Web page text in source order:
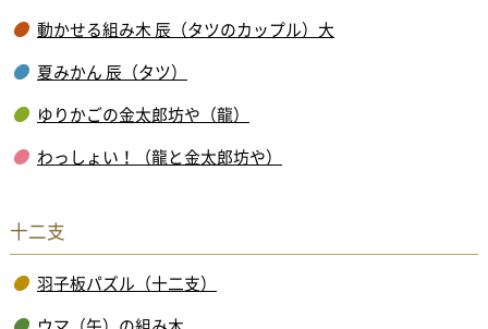
動かせる組み木 辰（タツのカップル）大
夏みかん 辰（タツ）
ゆりかごの金太郎坊や（龍）
わっしょい！（龍と金太郎坊や）
十二支
羽子板パズル（十二支）